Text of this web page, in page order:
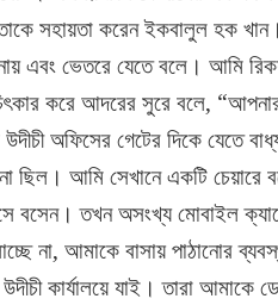
সহায়তা করেন ইকবালুল হক
এবং ভেতরে যেতে বলে। আমি
করে আদরের সুরে বলে, “আপনার
অফিসের গেটের দিকে যেতে
ছিল। আমি সেখানে একটি চেয়ারে
বসেন। তখন অসংখ্য মোবাইল
না, আমাকে বাসায় পাঠানোর
কার্যালয়ে যাই। তারা আমাকে